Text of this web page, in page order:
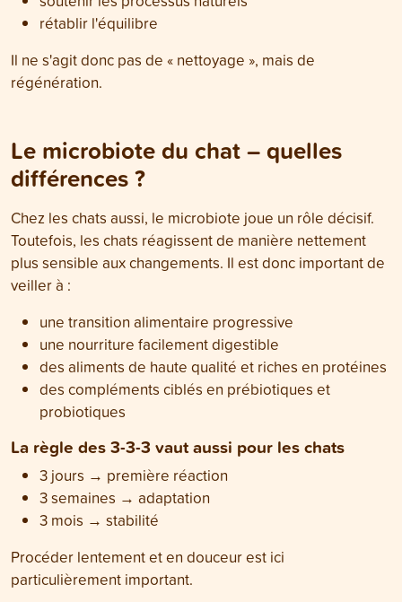
rétablir l'équilibre
Il ne s'agit donc pas de « nettoyage », mais de
régénération.
Le microbiote du chat – quelles
différences ?
Chez les chats aussi, le microbiote joue un rôle décisif.
Toutefois, les chats réagissent de manière nettement
plus sensible aux changements. Il est donc important de
veiller à :
une transition alimentaire progressive
une nourriture facilement digestible
des aliments de haute qualité et riches en protéines
des compléments ciblés en prébiotiques et
probiotiques
La règle des 3-3-3 vaut aussi pour les chats
3 jours → première réaction
3 semaines → adaptation
3 mois → stabilité
Procéder lentement et en douceur est ici
particulièrement important.